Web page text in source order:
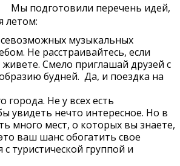
Мы подготовили перечень идей,
летом:
музыкальных
Не расстраивайтесь, если
Смело приглашай друзей с
будней. Да, и поездка на
города. Не у всех есть
увидеть нечто интересное. Но в
много мест, о которых вы знаете,
ваш шанс обогатить свое
туристической группой и